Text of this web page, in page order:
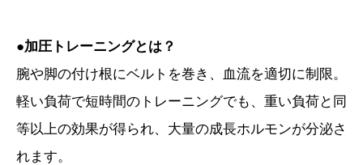
●加圧トレーニングとは？
腕や脚の付け根にベルトを巻き、血流を適切に制限。
軽い負荷で短時間のトレーニングでも、重い負荷と同
等以上の効果が得られ、大量の成長ホルモンが分泌さ
れます。